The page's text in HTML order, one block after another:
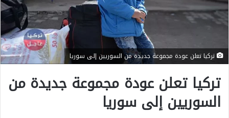
تركيا تعلن عودة مجموعة جديدة من السوريين إلى سوريا
تركيا تعلن عودة مجموعة جديدة من
السوريين إلى سوريا